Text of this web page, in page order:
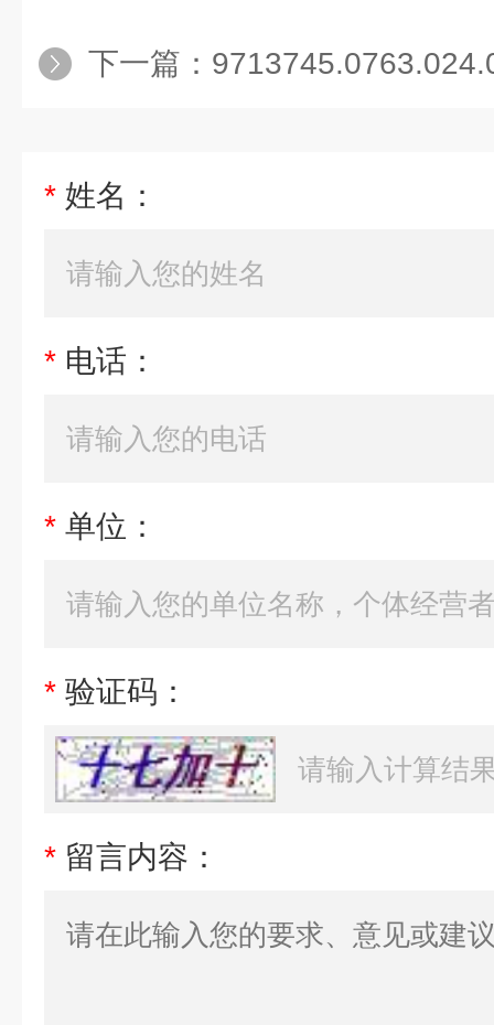
下一篇：
* 姓名：
* 电话：
* 单位：
* 验证码：
* 留言内容：